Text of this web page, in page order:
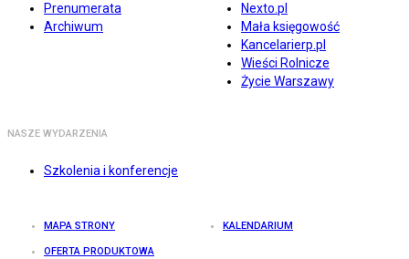
Prenumerata
Archiwum
Nexto.pl
Mała księgowość
Kancelarierp.pl
Wieści Rolnicze
Życie Warszawy
NASZE WYDARZENIA
Szkolenia i konferencje
MAPA STRONY KALENDARIUM
OFERTA PRODUKTOWA